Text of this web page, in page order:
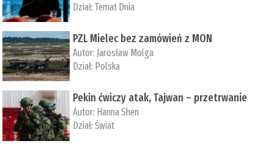
Dział:Temat Dnia
PZL Mielec bez zamówień z MON
Autor: Jarosław Molga
Dział: Polska
Pekin ćwiczy atak, Tajwan – przetrwanie
Autor: ­Hanna Shen
Dział:Świat